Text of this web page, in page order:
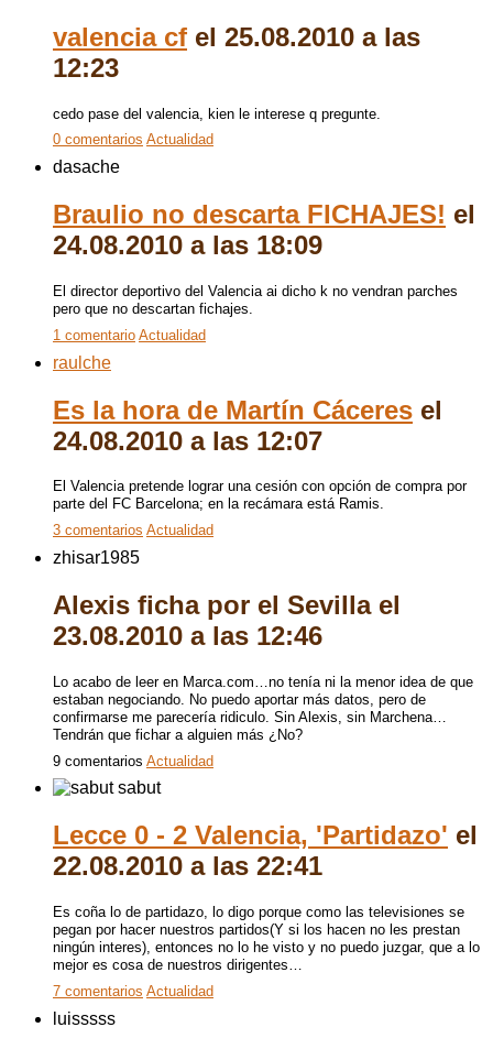
valencia cf el 25.08.2010 a las
12:23
cedo pase del valencia, kien le interese q pregunte.
0 comentarios Actualidad
dasache
Braulio no descarta FICHAJES! el
24.08.2010 a las 18:09
El director deportivo del Valencia ai dicho k no vendran parches
pero que no descartan fichajes.
1 comentario Actualidad
raulche
Es la hora de Martín Cáceres el
24.08.2010 a las 12:07
El Valencia pretende lograr una cesión con opción de compra por
parte del FC Barcelona; en la recámara está Ramis.
3 comentarios Actualidad
zhisar1985
Alexis ficha por el Sevilla el
23.08.2010 a las 12:46
Lo acabo de leer en Marca.com…no tenía ni la menor idea de que
estaban negociando. No puedo aportar más datos, pero de
confirmarse me parecería ridiculo. Sin Alexis, sin Marchena…
Tendrán que fichar a alguien más ¿No?
9 comentarios Actualidad
sabut
Lecce 0 - 2 Valencia, 'Partidazo' el
22.08.2010 a las 22:41
Es coña lo de partidazo, lo digo porque como las televisiones se
pegan por hacer nuestros partidos(Y si los hacen no les prestan
ningún interes), entonces no lo he visto y no puedo juzgar, que a lo
mejor es cosa de nuestros dirigentes…
7 comentarios Actualidad
luisssss